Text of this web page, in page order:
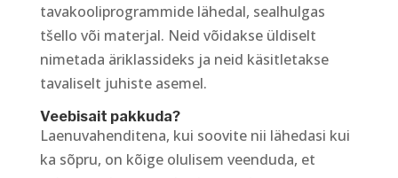
tavakooliprogrammide lähedal, sealhulgas
tšello või materjal. Neid võidakse üldiselt
nimetada äriklassideks ja neid käsitletakse
tavaliselt juhiste asemel.
Veebisait pakkuda?
Laenuvahenditena, kui soovite nii lähedasi kui
ka sõpru, on kõige olulisem veenduda, et